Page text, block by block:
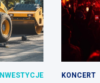
INWESTYCJE KONCERT